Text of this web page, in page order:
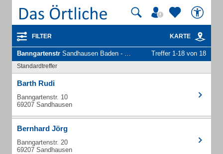
FILTER KARTE
Banngartenstr Sandhausen Baden - Unternehmen und Personen Treffer 1-18 von 18
Standardtreffer
Barth Rudi
Banngartenstr. 10
69207 Sandhausen
Bernhard Jörg
Banngartenstr. 20
69207 Sandhausen